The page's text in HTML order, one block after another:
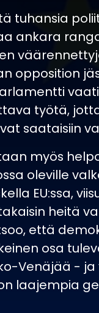
tuhansia
ankara
opposition
työtä,
saataisiin
myös
oleville
EU:ssa,
heitä
että
osa
Venäjää -
laajempia